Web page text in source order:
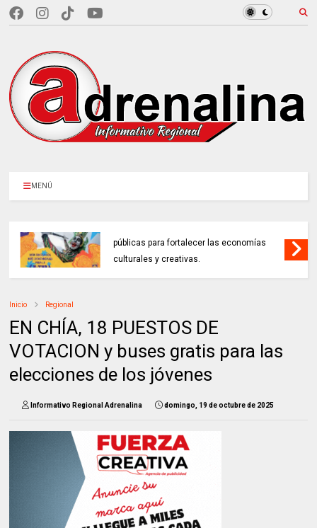
MENÚ
públicas para fortalecer las economías
culturales y creativas.
Inicio Regional
EN CHÍA, 18 PUESTOS DE
VOTACION y buses gratis para las
elecciones de los jóvenes
Informativo Regional Adrenalina domingo, 19 de octubre de 2025